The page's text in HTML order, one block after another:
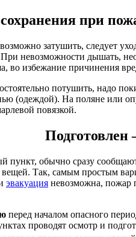
при
затушить, следует
невозможности дышать,
во избежание причинения
потушить, надо
(одеждой). На поляне или
повязкой.
пункт, обычно сразу
Так, самым простым
эвакуация невозможна, пожар
перед началом опасного
проводят осмотр и